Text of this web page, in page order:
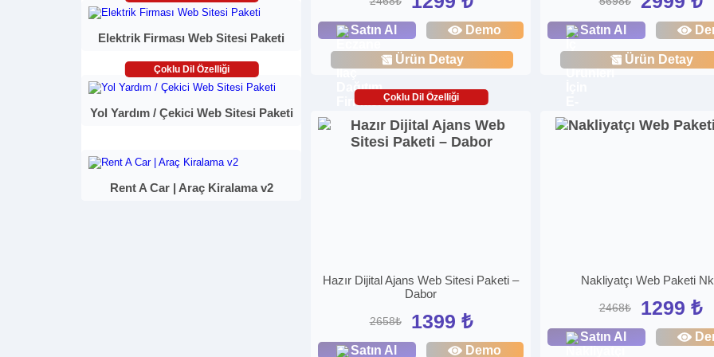
Elektrik Firması Web Sitesi Paketi
Çoklu Dil Özelliği
Yol Yardım / Çekici Web Sitesi Paketi
Rent A Car | Araç Kiralama v2
Satın Al Demo
Ürün Detay
Satın Al
Ürün Detay
Çoklu Dil Özelliği
Hazır Dijital Ajans Web Sitesi Paketi –
Dabor
2658₺ 1399 ₺
Satın Al Demo
Nakliyatçı Web Paketi
2468₺ 1299 ₺
Satın Al